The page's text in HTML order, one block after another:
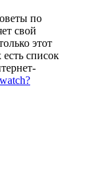
по
свой
этот
список